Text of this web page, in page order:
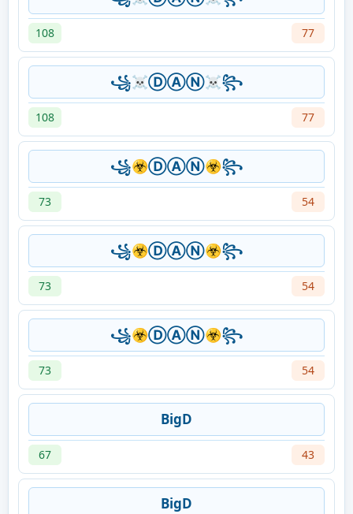
108 77
꧁☠ⒹⒶⓃ☠꧂
108 77
꧁☣ⒹⒶⓃ☣꧂
73 54
꧁☣ⒹⒶⓃ☣꧂
73 54
꧁☣ⒹⒶⓃ☣꧂
73 54
BigD
67 43
BigD